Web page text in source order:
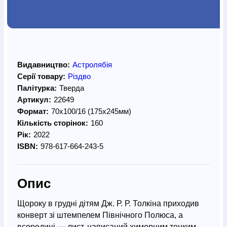
Видавництво: Астролябія
Серії товару: Різдво
Палітурка: Тверда
Артикул: 22649
Формат: 70х100/16 (175х245мм)
Кількість сторінок: 160
Рік: 2022
ISBN: 978-617-664-243-5
Опис
Щороку в грудні дітям Дж. Р. Р. Толкіна приходив
конверт зі штемпелем Північного Полюса, а